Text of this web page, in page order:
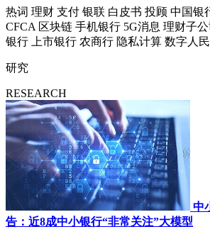
热词 理财 支付 银联 白皮书 投顾 中国银
CFCA 区块链 手机银行 5G消息 理财子公
银行
上市银行 农商行 隐私计算 数字人
研究
RESEARCH
中
告：近8成中小银行“非常关注”大模型